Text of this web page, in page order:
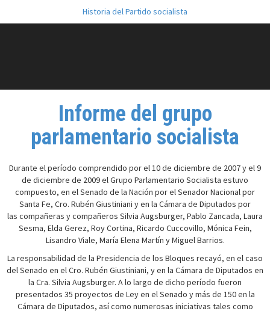
Historia del Partido socialista
Informe del grupo
parlamentario socialista
Durante el período comprendido por el 10 de diciembre de 2007 y el 9
de diciembre de 2009 el Grupo Parlamentario Socialista estuvo
compuesto, en el Senado de la Nación por el Senador Nacional por
Santa Fe, Cro. Rubén Giustiniani y en la Cámara de Diputados por
las compañeras y compañeros Silvia Augsburger, Pablo Zancada, Laura
Sesma, Elda Gerez, Roy Cortina, Ricardo Cuccovillo, Mónica Fein,
Lisandro Viale, María Elena Martín y Miguel Barrios.
La responsabilidad de la Presidencia de los Bloques recayó, en el caso
del Senado en el Cro. Rubén Giustiniani, y en la Cámara de Diputados en
la Cra. Silvia Augsburger. A lo largo de dicho período fueron
presentados 35 proyectos de Ley en el Senado y más de 150 en la
Cámara de Diputados, así como numerosas iniciativas tales como